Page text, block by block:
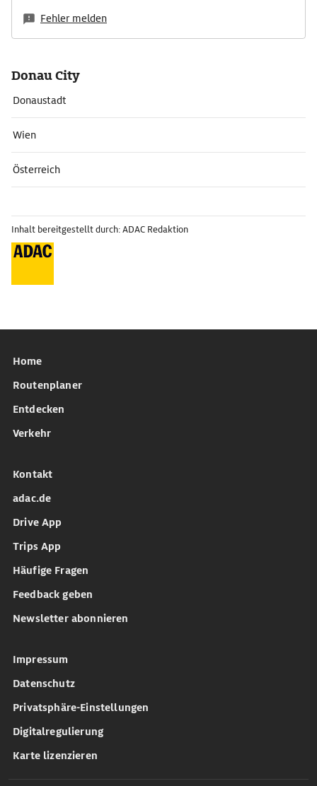
Fehler melden
Donau City
Donaustadt
Wien
Österreich
Inhalt bereitgestellt durch: ADAC Redaktion
Home
Routenplaner
Entdecken
Verkehr
Kontakt
adac.de
Drive App
Trips App
Häufige Fragen
Feedback geben
Newsletter abonnieren
Impressum
Datenschutz
Privatsphäre-Einstellungen
Digitalregulierung
Karte lizenzieren